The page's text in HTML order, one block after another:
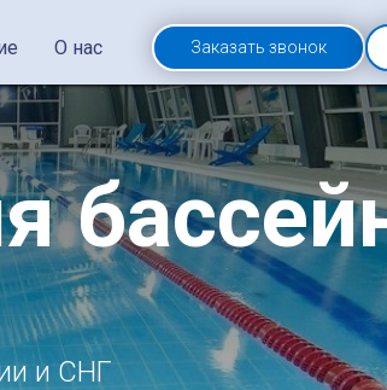
О нас Заказать звонок
и СНГ